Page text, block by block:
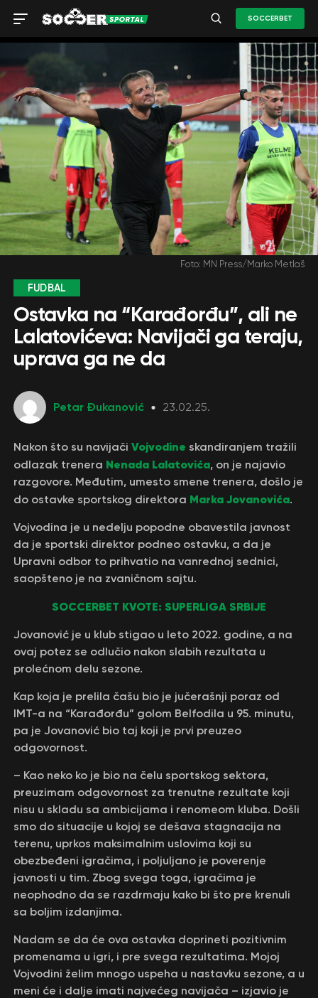
SOCCERBET
Foto: MN Press/Marko Metlaš
FUDBAL
Ostavka na “Karađorđu”, ali ne
Lalatovićeva: Navijači ga teraju,
uprava ga ne da
Petar Đukanović 23.02.25.
Nakon što su navijači Vojvodine skandiranjem tražili
odlazak trenera Nenada Lalatovića, on je najavio
razgovore. Međutim, umesto smene trenera, došlo je
do ostavke sportskog direktora Marka Jovanovića.
Vojvodina je u nedelju popodne obavestila javnost
da je sportski direktor podneo ostavku, a da je
Upravni odbor to prihvatio na vanrednoj sednici,
saopšteno je na zvaničnom sajtu.
SOCCERBET KVOTE: SUPERLIGA SRBIJE
Jovanović je u klub stigao u leto 2022. godine, a na
ovaj potez se odlučio nakon slabih rezultata u
prolećnom delu sezone.
Kap koja je prelila čašu bio je jučerašnji poraz od
IMT-a na “Karađorđu” golom Belfodila u 95. minutu,
pa je Jovanović bio taj koji je prvi preuzeo
odgovornost.
– Kao neko ko je bio na čelu sportskog sektora,
preuzimam odgovornost za trenutne rezultate koji
nisu u skladu sa ambicijama i renomeom kluba. Došli
smo do situacije u kojoj se dešava stagnacija na
terenu, uprkos maksimalnim uslovima koji su
obezbeđeni igračima, i poljuljano je poverenje
javnosti u tim. Zbog svega toga, igračima je
neophodno da se razdrmaju kako bi što pre krenuli
sa boljim izdanjima.
Nadam se da će ova ostavka doprineti pozitivnim
promenama u igri, i pre svega rezultatima. Mojoj
Vojvodini želim mnogo uspeha u nastavku sezone, a u
meni će i dalje imati najvećeg navijača – izjavio je